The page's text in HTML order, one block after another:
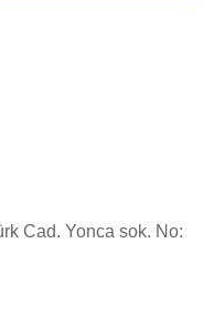
Cad. Yonca sok. No: